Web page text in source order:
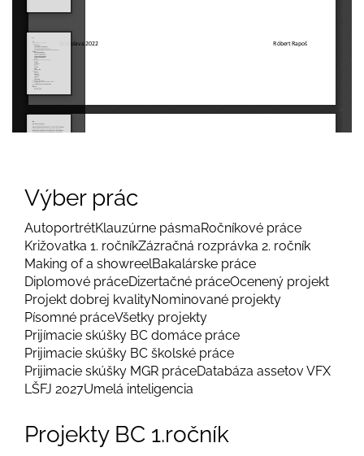
Výber prác
AutoportrétKlauzúrne pásmaRočníkové práce
Križovatka 1. ročníkZázračná rozprávka 2. ročník
Making of a showreelBakalárske práce
Diplomové práceDizertačné práceOcenený projekt
Projekt dobrej kvalityNominované projekty
Písomné práceVšetky projekty
Prijímacie skúšky BC domáce práce
Prijimacie skúšky BC školské práce
Prijimacie skúšky MGR práceDatabáza assetov VFX
LŠFJ 2027Umelá inteligencia
Projekty BC 1.ročník